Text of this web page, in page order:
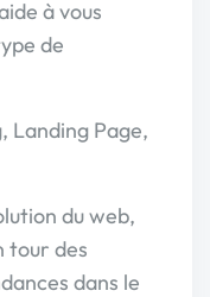
à vous
de
Landing Page,
du web,
tour des
dans le